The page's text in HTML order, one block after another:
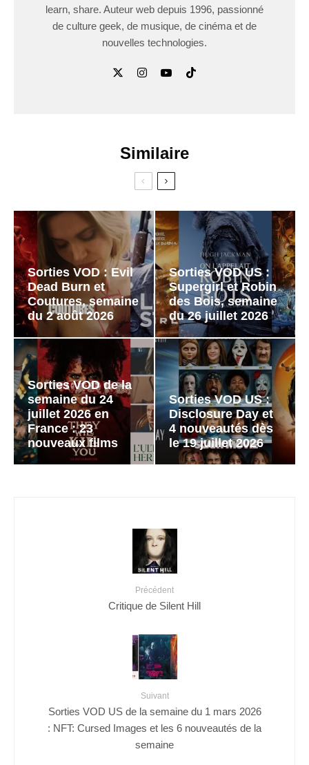
learn, share. Auteur web depuis 1996, passionné
de culture geek, de musique, de cinéma et de
nouvelles technologies.
Similaire
Sorties VOD : Evil
Dead Burn et
Coutures, semaine
du 2 août 2026
Sorties VOD US :
Supergirl et Robin
des Bois, semaine
du 26 juillet 2026
Sorties VOD de la
semaine du 24
juillet 2026 en
France : 23
nouveaux films
Sorties VOD US :
Disclosure Day et
4 nouveautés dès
le 19 juillet 2026
Précédent
Critique de Silent Hill
Suivant
Sorties VOD US de la semaine du 1 mars 2026
: NFT: Cursed Images et les 6 nouveautés de la
semaine